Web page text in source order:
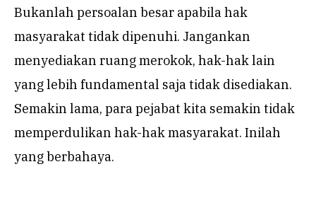
Bukanlah persoalan besar apabila hak
masyarakat tidak dipenuhi. Jangankan
menyediakan ruang merokok, hak-hak lain
yang lebih fundamental saja tidak disediakan.
Semakin lama, para pejabat kita semakin tidak
memperdulikan hak-hak masyarakat. Inilah
yang berbahaya.